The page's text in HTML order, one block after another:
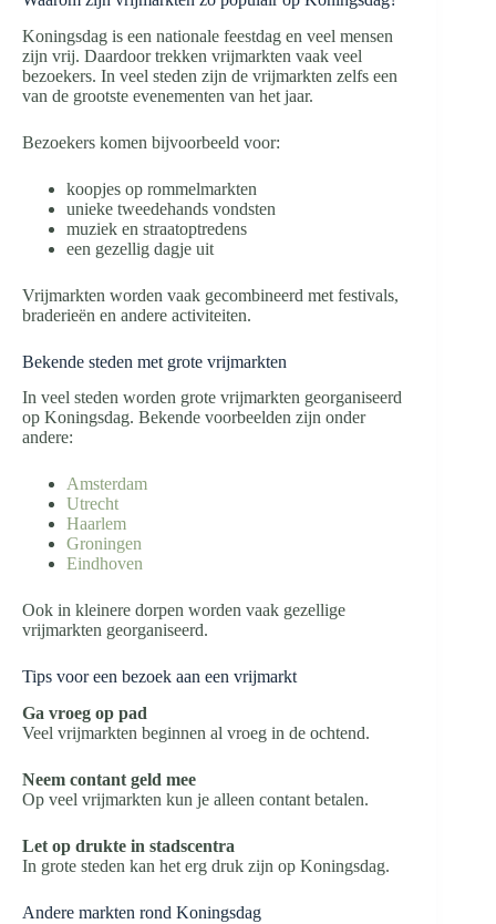
Koningsdag is een nationale feestdag en veel mensen
zijn vrij. Daardoor trekken vrijmarkten vaak veel
bezoekers. In veel steden zijn de vrijmarkten zelfs een
van de grootste evenementen van het jaar.
Bezoekers komen bijvoorbeeld voor:
koopjes op rommelmarkten
unieke tweedehands vondsten
muziek en straatoptredens
een gezellig dagje uit
Vrijmarkten worden vaak gecombineerd met festivals,
braderieën en andere activiteiten.
Bekende steden met grote vrijmarkten
In veel steden worden grote vrijmarkten georganiseerd
op Koningsdag. Bekende voorbeelden zijn onder
andere:
Amsterdam
Utrecht
Haarlem
Groningen
Eindhoven
Ook in kleinere dorpen worden vaak gezellige
vrijmarkten georganiseerd.
Tips voor een bezoek aan een vrijmarkt
Ga vroeg op pad
Veel vrijmarkten beginnen al vroeg in de ochtend.
Neem contant geld mee
Op veel vrijmarkten kun je alleen contant betalen.
Let op drukte in stadscentra
In grote steden kan het erg druk zijn op Koningsdag.
Andere markten rond Koningsdag